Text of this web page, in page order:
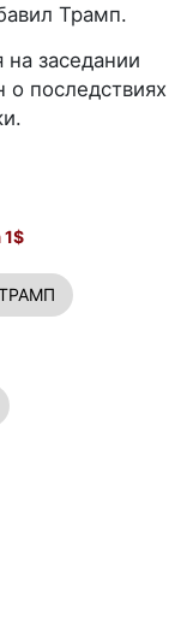
Трамп.
заседании
о последствиях
1$